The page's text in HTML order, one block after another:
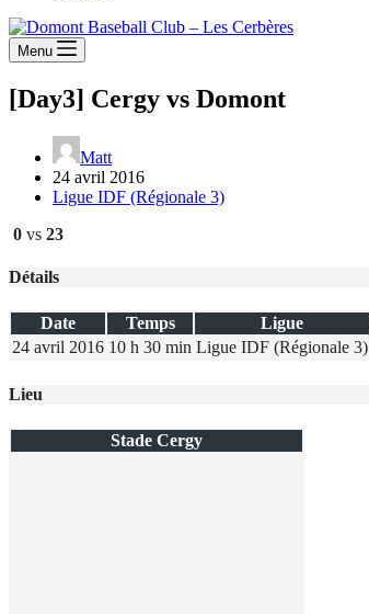
Menu
[Day3] Cergy vs Domont
Matt
24 avril 2016
Ligue IDF (Régionale 3)
0 vs 23
Détails
Date Temps Ligue
24 avril 2016 10 h 30 min Ligue IDF (Régionale 3)
Lieu
Stade Cergy